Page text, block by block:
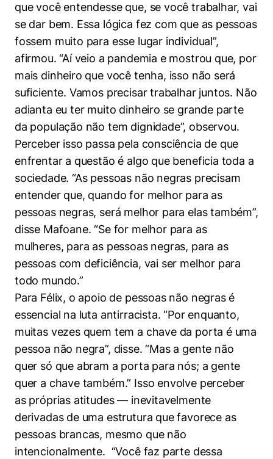
que você entendesse que, se você trabalhar, vai
se dar bem. Essa lógica fez com que as pessoas
fossem muito para esse lugar individual”,
afirmou. “Aí veio a pandemia e mostrou que, por
mais dinheiro que você tenha, isso não será
suficiente. Vamos precisar trabalhar juntos. Não
adianta eu ter muito dinheiro se grande parte
da população não tem dignidade”, observou.
Perceber isso passa pela consciência de que
enfrentar a questão é algo que beneficia toda a
sociedade. “As pessoas não negras precisam
entender que, quando for melhor para as
pessoas negras, será melhor para elas também”,
disse Mafoane. “Se for melhor para as
mulheres, para as pessoas negras, para as
pessoas com deficiência, vai ser melhor para
todo mundo.”
Para Félix, o apoio de pessoas não negras é
essencial na luta antirracista. “Por enquanto,
muitas vezes quem tem a chave da porta é uma
pessoa não negra”, disse. “Mas a gente não
quer só que abram a porta para nós; a gente
quer a chave também.” Isso envolve perceber
as próprias atitudes — inevitavelmente
derivadas de uma estrutura que favorece as
pessoas brancas, mesmo que não
intencionalmente. “Você faz parte dessa